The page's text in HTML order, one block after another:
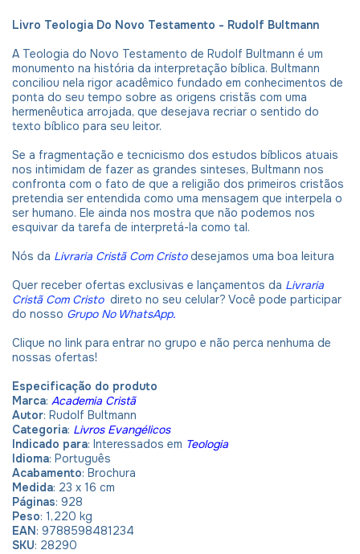
Livro Teologia Do Novo Testamento - Rudolf Bultmann
A Teologia do Novo Testamento de Rudolf Bultmann é um
monumento na história da interpretação bíblica. Bultmann
conciliou nela rigor acadêmico fundado em conhecimentos de
ponta do seu tempo sobre as origens cristãs com uma
hermenêutica arrojada, que desejava recriar o sentido do
texto bíblico para seu leitor.
Se a fragmentação e tecnicismo dos estudos bíblicos atuais
nos intimidam de fazer as grandes sinteses, Bultmann nos
confronta com o fato de que a religião dos primeiros cristãos
pretendia ser entendida como uma mensagem que interpela o
ser humano. Ele ainda nos mostra que não podemos nos
esquivar da tarefa de interpretá-la como tal.
Nós da Livraria Cristã Com Cristo desejamos uma boa leitura
Quer receber ofertas exclusivas e lançamentos da Livraria
Cristã Com Cristo direto no seu celular? Você pode participar
do nosso Grupo No WhatsApp.
Clique no link para entrar no grupo e não perca nenhuma de
nossas ofertas!
Especificação do produto
Marca: Academia Cristã
Autor: Rudolf Bultmann
Categoria: Livros Evangélicos
Indicado para: Interessados em Teologia
Idioma: Português
Acabamento: Brochura
Medida: 23 x 16 cm
Páginas: 928
Peso: 1,220 kg
EAN: 9788598481234
SKU: 28290